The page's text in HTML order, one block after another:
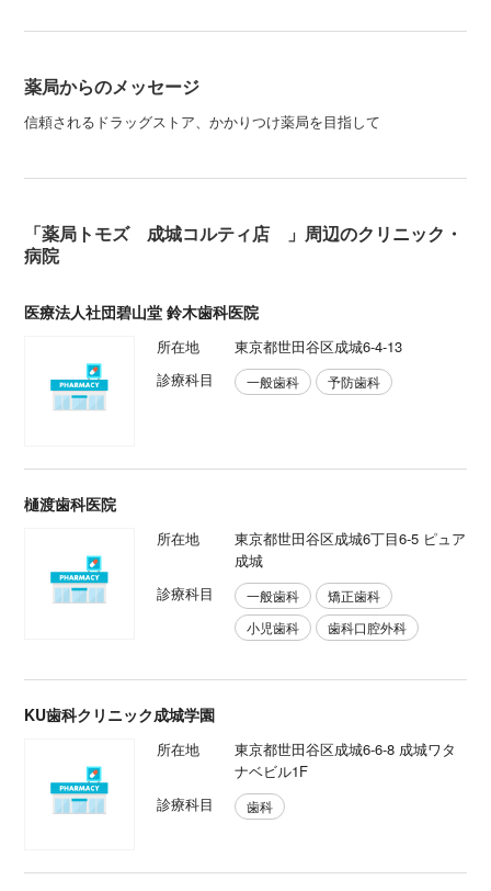
薬局からのメッセージ
信頼されるドラッグストア、かかりつけ薬局を目指して
「薬局トモズ 成城コルティ店 」周辺のクリニック・
病院
医療法人社団碧山堂 鈴木歯科医院
所在地
東京都世田谷区成城6-4-13
診療科目
一般歯科 予防歯科
樋渡歯科医院
所在地
東京都世田谷区成城6丁目6-5 ピュア
成城
診療科目
一般歯科
矯正歯科
小児歯科
歯科口腔外科
KU歯科クリニック成城学園
所在地
東京都世田谷区成城6-6-8 成城ワタ
ナベビル1F
診療科目
歯科